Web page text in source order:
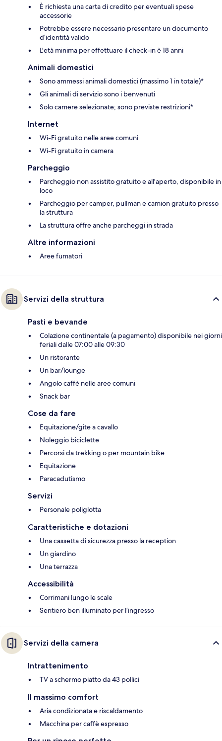
È richiesta una carta di credito per eventuali spese
accessorie
Potrebbe essere necessario presentare un documento
d’identità valido
L'età minima per effettuare il check-in è 18 anni
Animali domestici
Sono ammessi animali domestici (massimo 1 in totale)*
Gli animali di servizio sono i benvenuti
Solo camere selezionate; sono previste restrizioni*
Internet
Wi-Fi gratuito nelle aree comuni
Wi-Fi gratuito in camera
Parcheggio
Parcheggio non assistito gratuito e all'aperto, disponibile in
loco
Parcheggio per camper, pullman e camion gratuito presso
la struttura
La struttura offre anche parcheggi in strada
Altre informazioni
Aree fumatori
Servizi della struttura
Pasti e bevande
Colazione continentale (a pagamento) disponibile nei giorni
feriali dalle 07:00 alle 09:30
Un ristorante
Un bar/lounge
Angolo caffè nelle aree comuni
Snack bar
Cose da fare
Equitazione/gite a cavallo
Noleggio biciclette
Percorsi da trekking o per mountain bike
Equitazione
Paracadutismo
Servizi
Personale poliglotta
Caratteristiche e dotazioni
Una cassetta di sicurezza presso la reception
Un giardino
Una terrazza
Accessibilità
Corrimani lungo le scale
Sentiero ben illuminato per l’ingresso
Servizi della camera
Intrattenimento
TV a schermo piatto da 43 pollici
Il massimo comfort
Aria condizionata e riscaldamento
Macchina per caffè espresso